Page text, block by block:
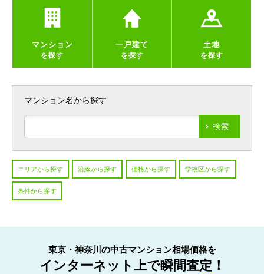
マンション
を探す
一戸建て
を探す
土地
を探す
マンション名から探す
検索
エリアから探す 沿線から探す 価格から探す 学校区から探す
条件から探す
東京・神奈川の中古マンション相場価格を
インターネット上で瞬間査定！